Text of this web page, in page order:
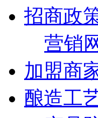
招商政
营销
加盟商
酿造工